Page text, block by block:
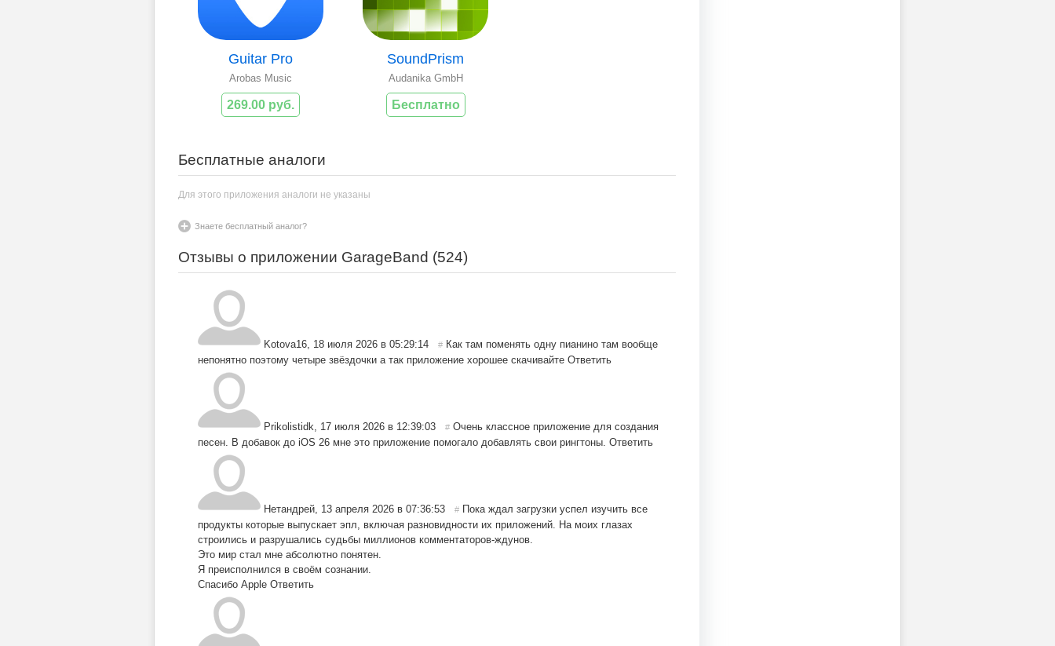
Guitar Pro
Arobas Music
269.00 руб.
SoundPrism
Audanika GmbH
Бесплатно
Бесплатные аналоги
Для этого приложения аналоги не указаны
Знаете бесплатный аналог?
Отзывы о приложении GarageBand (524)
Kotova16, 18 июля 2026 в 05:29:14 # Как там поменять одну пианино там вообще
непонятно поэтому четыре звёздочки а так приложение хорошее скачивайте Ответить
Prikolistidk, 17 июля 2026 в 12:39:03 # Очень классное приложение для создания
песен. В добавок до iOS 26 мне это приложение помогало добавлять свои рингтоны. Ответить
Нетандрей, 13 апреля 2026 в 07:36:53 # Пока ждал загрузки успел изучить все
продукты которые выпускает эпл, включая разновидности их приложений. На моих глазах
строились и разрушались судьбы миллионов комментаторов-ждунов.
Это мир стал мне абсолютно понятен.
Я преисполнился в своём сознании.
Спасибо Apple Ответить